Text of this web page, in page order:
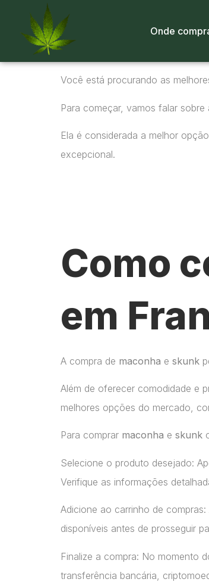
Onde
Você está procurando as
Para começar, vamos falar sobre
Ela é considerada a melhor
excepcional.
Como
em
A compra de maconha e skunk
Além de oferecer comodidade e
melhores opções do mercado,
Para comprar maconha e skunk
Selecione o produto desejado:
Verifique as informações
Adicione ao carrinho de
disponíveis antes de prosseguir
Finalize a compra: No momento
transferência bancária,